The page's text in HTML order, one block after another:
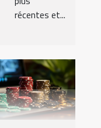
récentes et...